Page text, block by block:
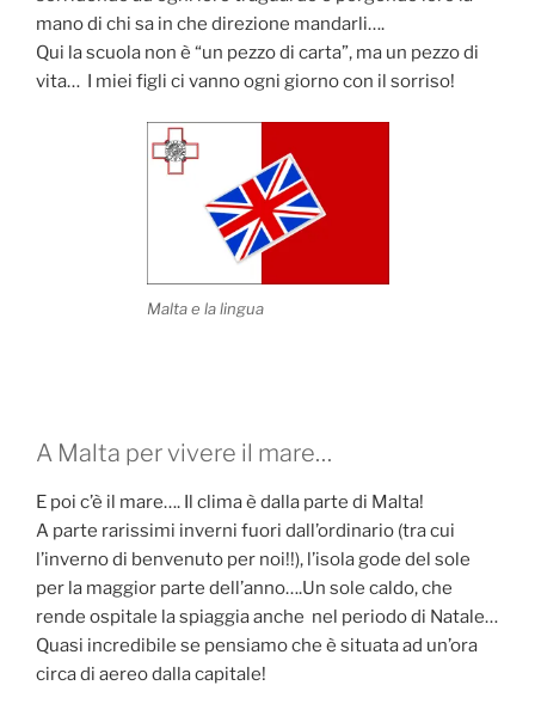
mano di chi sa in che direzione mandarli….
Qui la scuola non è “un pezzo di carta”, ma un pezzo di
vita… I miei figli ci vanno ogni giorno con il sorriso!
Malta e la lingua
A Malta per vivere il mare…
E poi c’è il mare…. Il clima è dalla parte di Malta!
A parte rarissimi inverni fuori dall’ordinario (tra cui
l’inverno di benvenuto per noi!!), l’isola gode del sole
per la maggior parte dell’anno….Un sole caldo, che
rende ospitale la spiaggia anche nel periodo di Natale…
Quasi incredibile se pensiamo che è situata ad un’ora
circa di aereo dalla capitale!